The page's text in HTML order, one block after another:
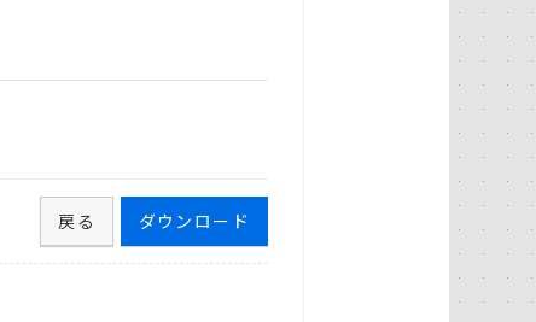
ダウンロード
戻る